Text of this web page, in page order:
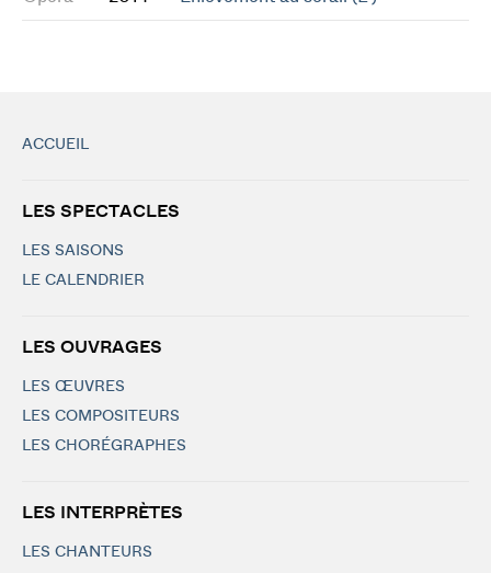
ACCUEIL
LES SPECTACLES
LES SAISONS
LE CALENDRIER
LES OUVRAGES
LES ŒUVRES
LES COMPOSITEURS
LES CHORÉGRAPHES
LES INTERPRÈTES
LES CHANTEURS